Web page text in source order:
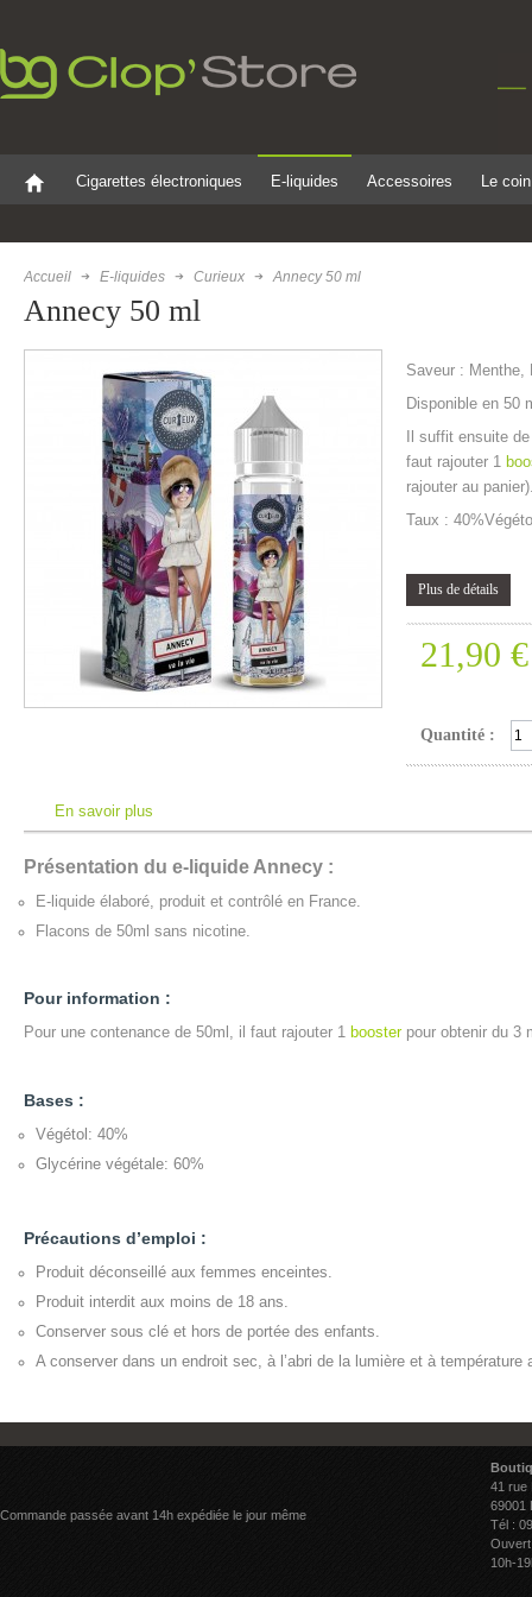
Cigarettes électroniques E-liquides Accessoires Le
Accueil E-liquides Curieux Annecy 50 ml
Annecy 50 ml
Saveur : Menthe,
Disponible en 50
Il suffit ensuite
faut rajouter 1
rajouter au panier)
Taux :
Plus de détails
21,90 €
Quantité :
En savoir plus
Présentation du e-liquide Annecy :
E-liquide élaboré, produit et contrôlé en France.
Flacons de 50ml sans nicotine.
Pour information :
Pour une contenance de 50ml, il faut rajouter 1 booster pour obtenir du 3
Bases :
Végétol: 40%
Glycérine végétale: 60%
Précautions d’emploi :
Produit déconseillé aux femmes enceintes.
Produit interdit aux moins de 18 ans.
Conserver sous clé et hors de portée des enfants.
A conserver dans un endroit sec, à l’abri de la lumière et à température
Commande passée avant 14h expédiée le jour même
41 rue
69001
Tél :
Ouvert
10h-